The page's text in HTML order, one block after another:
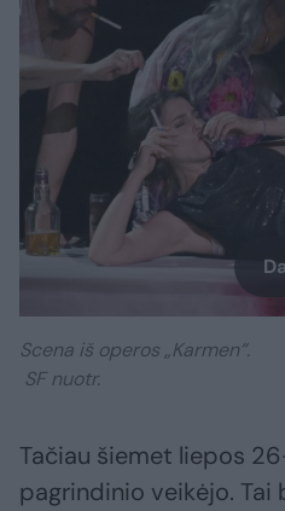
Scena iš operos „Karmen“.
SF nuotr.
Tačiau šiemet liepos
pagrindinio veikėjo. Tai